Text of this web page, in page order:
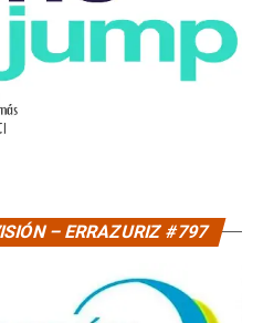
– ERRAZURIZ #797